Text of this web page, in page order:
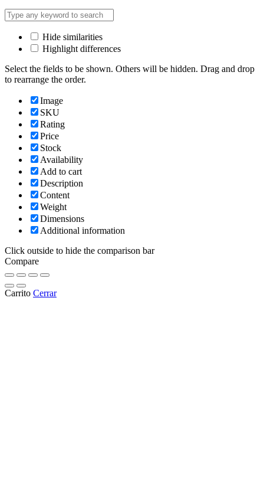
Hide similarities
Highlight differences
Select the fields to be shown. Others will be hidden. Drag and drop
to rearrange the order.
Image
SKU
Rating
Price
Stock
Availability
Add to cart
Description
Content
Weight
Dimensions
Additional information
Click outside to hide the comparison bar
Compare
Carrito Cerrar